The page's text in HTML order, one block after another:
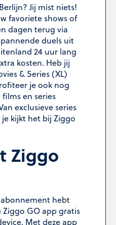
Jij mist niets!
favoriete shows of
dagen terug via
duels uit
24 uur lang
kosten. Heb jij
& Series (XL)
je ook nog
en series
exclusieve series
kijkt het bij Ziggo
Ziggo
hebt
Ziggo GO app gratis
Met deze app